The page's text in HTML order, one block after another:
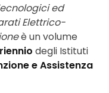
ed
Elettrico-
è un volume
degli Istituti
e Assistenza